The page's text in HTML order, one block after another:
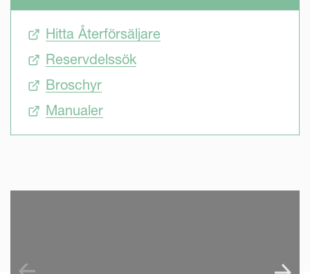
Hitta Återförsäljare
Reservdelssök
Broschyr
Manualer